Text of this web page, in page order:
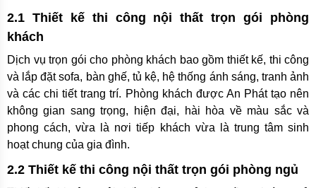
2.1 Thiết kế thi công nội thất trọn gói phòng
khách
Dịch vụ trọn gói cho phòng khách bao gồm thiết kế, thi công
và lắp đặt sofa, bàn ghế, tủ kệ, hệ thống ánh sáng, tranh ảnh
và các chi tiết trang trí. Phòng khách được An Phát tạo nên
không gian sang trọng, hiện đại, hài hòa về màu sắc và
phong cách, vừa là nơi tiếp khách vừa là trung tâm sinh
hoạt chung của gia đình.
2.2 Thiết kế thi công nội thất trọn gói phòng ngủ